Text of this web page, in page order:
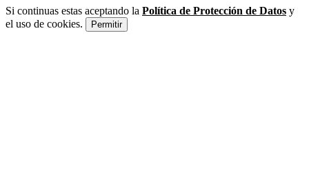
Si continuas estas aceptando la Política de Protección de Datos y
el uso de cookies.
Permitir